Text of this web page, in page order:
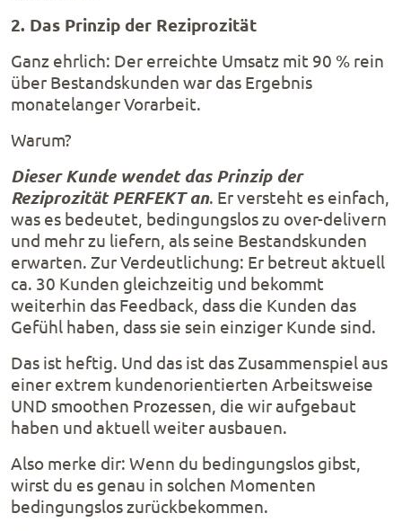
2. Das Prinzip der Reziprozität
Ganz ehrlich: Der erreichte Umsatz mit 90 % rein
über Bestandskunden war das Ergebnis
monatelanger Vorarbeit.
Warum?
Dieser Kunde wendet das Prinzip der
Reziprozität PERFEKT an. Er versteht es einfach,
was es bedeutet, bedingungslos zu over-delivern
und mehr zu liefern, als seine Bestandskunden
erwarten. Zur Verdeutlichung: Er betreut aktuell
ca. 30 Kunden gleichzeitig und bekommt
weiterhin das Feedback, dass die Kunden das
Gefühl haben, dass sie sein einziger Kunde sind.
Das ist heftig. Und das ist das Zusammenspiel aus
einer extrem kundenorientierten Arbeitsweise
UND smoothen Prozessen, die wir aufgebaut
haben und aktuell weiter ausbauen.
Also merke dir: Wenn du bedingungslos gibst,
wirst du es genau in solchen Momenten
bedingungslos zurückbekommen.